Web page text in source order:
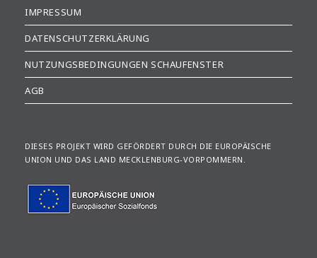
IMPRESSUM
DATENSCHUTZERKLÄRUNG
NUTZUNGSBEDINGUNGEN SCHAUFENSTER
AGB
DIESES PROJEKT WIRD GEFÖRDERT DURCH DIE EUROPÄISCHE
UNION UND DAS LAND MECKLENBURG-VORPOMMERN.